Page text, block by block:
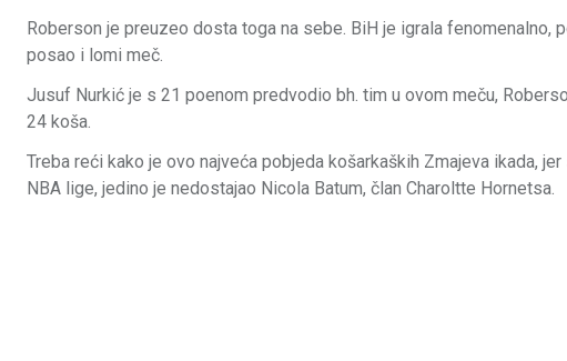
Roberson je preuzeo dosta toga na sebe. BiH je igrala
posao i lomi meč.
Jusuf Nurkić je s 21 poenom predvodio bh. tim u ovom meču,
24 koša.
Treba reći kako je ovo najveća pobjeda košarkaških Zmajeva ikada,
NBA lige, jedino je nedostajao Nicola Batum, član Charoltte Hornetsa.